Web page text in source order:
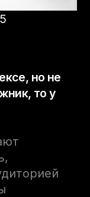
но не
то у